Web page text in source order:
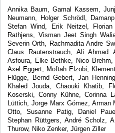
Annika Baum, Gamal Kassem,
Neumann, Holger Schrödl,
Stefan Wind, Erik Neitzel,
Rathjens, Visman Jeet Singh
Severin Orth, Rachmadita Andre
Claus Rautenstrauch, Ali Ahmad
Asfoura, Elke Bethke, Nico
Axel Eggert, Moftah Elzobi,
Flügge, Bernd Gebert, Jan
Khaled Jouda, Chaouki Khatib,
Koserski, Conny Kühne, Corinna
Lüttich, Jorge Marx Gómez,
Otto, Susanne Patig, Daniel
Stephan Rüttgers, André Scholz,
Thurow, Niko Zenker, Jürgen Ziller